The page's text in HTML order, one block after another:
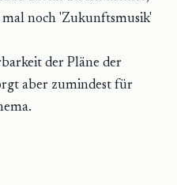
noch 'Zukunftsmusik'
der Pläne der
aber zumindest für